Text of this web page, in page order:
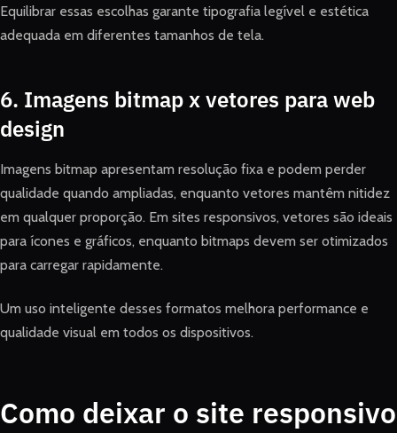
Equilibrar essas escolhas garante tipografia legível e estética
adequada em diferentes tamanhos de tela.
6. Imagens bitmap x vetores para web
design
Imagens bitmap apresentam resolução fixa e podem perder
qualidade quando ampliadas, enquanto vetores mantêm nitidez
em qualquer proporção. Em sites responsivos, vetores são ideais
para ícones e gráficos, enquanto bitmaps devem ser otimizados
para carregar rapidamente.
Um uso inteligente desses formatos melhora performance e
qualidade visual em todos os dispositivos.
Como deixar o site responsivo